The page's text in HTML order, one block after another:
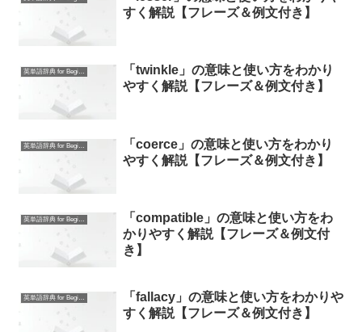
すく解説【フレーズ＆例文付き】
英単語辞典 for Beginners
「twinkle」の意味と使い方をわかり
やすく解説【フレーズ＆例文付き】
英単語辞典 for Beginners
「coerce」の意味と使い方をわかり
やすく解説【フレーズ＆例文付き】
英単語辞典 for Beginners
「compatible」の意味と使い方をわ
かりやすく解説【フレーズ＆例文付
き】
英単語辞典 for Beginners
「fallacy」の意味と使い方をわかりや
すく解説【フレーズ＆例文付き】